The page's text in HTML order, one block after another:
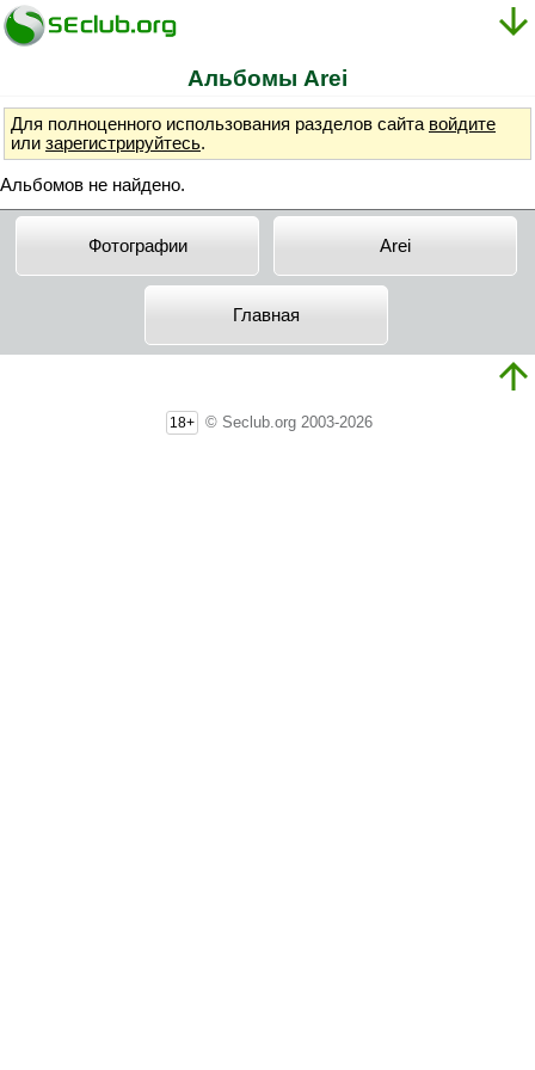
Альбомы Arei
Для полноценного использования разделов сайта войдите
или зарегистрируйтесь.
Альбомов не найдено.
Фотографии Arei
Главная
18+ © Seclub.org 2003-2026